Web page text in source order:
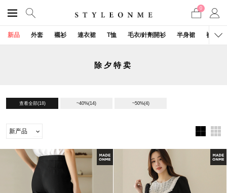
0
新品 外套 襯衫 連衣裙 T恤 毛衣/針劑開衫 半身裙 褲子
除夕特卖
查看全部(18) ~40%(14) ~50%(4)